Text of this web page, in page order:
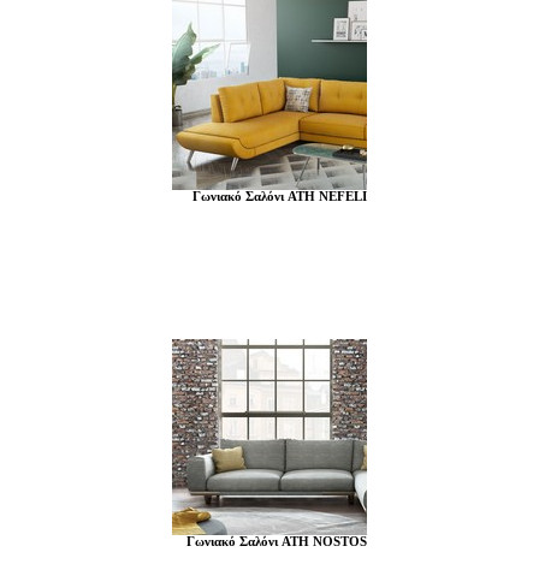
Γωνιακό Σαλόνι ATH NEFELI
Γωνιακό Σαλόνι ATH NOSTOS